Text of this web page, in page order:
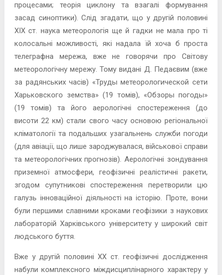
процесами; теорія циклону та взагалі формування
засад синоптики). Слід згадати, що у другій половині
ХІХ ст. наука метеорологія ще й гадки не мала про ті
колосальні можливості, які надала їй хоча б проста
телеграфна мережа, вже не говорячи про Світову
метеорологічну мережу. Тому видані Д. Педаєвим (вже
за радянських часів) «Труды метеорологической сети
Харьковского земства» (19 томів), «Обзоры погоды»
(19 томів) та його аерологічні спостереження (до
висоти 22 км) стали свого часу основою регіональної
кліматології та подальших узагальнень служби погоди
(для авіації, що лише зароджувалася, військової справи
та метеорологічних прогнозів). Аерологічні зондування
приземної атмосфери, геофізичні реалістичні ракети,
згодом супутникові спостереження перетворили цю
галузь інноваційної діяльності на історію. Проте, вони
були першими славними кроками геофізики з наукових
лабораторій Харківського університету у широкий світ
людського буття.
Вже у другій половині ХХ ст. геофізичні дослідження
набули комплексного міждисциплінарного характеру у